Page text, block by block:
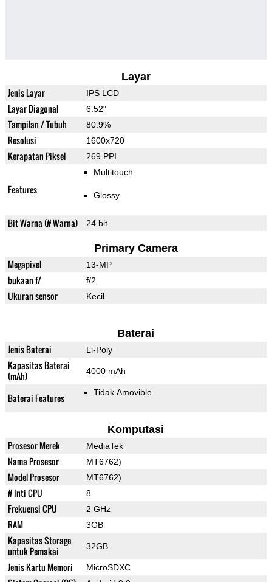
Layar
Jenis Layar IPS LCD
Layar Diagonal 6.52"
Tampilan / Tubuh 80.9%
Resolusi 1600x720
Kerapatan Piksel 269 PPI
Features
Multitouch
Glossy
Bit Warna (# Warna) 24 bit
Primary Camera
Megapixel 13-MP
bukaan f/ f/2
Ukuran sensor Kecil
Baterai
Jenis Baterai Li-Poly
Kapasitas Baterai
(mAh)
4000 mAh
Baterai Features Tidak Amovible
Komputasi
Prosesor Merek MediaTek
Nama Prosesor MT6762)
Model Prosesor MT6762)
# Inti CPU 8
Frekuensi CPU 2 GHz
RAM 3GB
Kapasitas Storage
untuk Pemakai
32GB
Jenis Kartu Memori MicroSDXC